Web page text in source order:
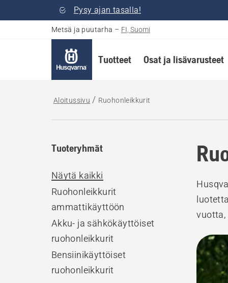
Pysy ajan tasalla!
Metsä ja puutarha – FI, Suomi
Tuotteet Osat ja lisävarusteet
Aloitussivu Ruohonleikkurit
Tuoteryhmät
Näytä kaikki
Ruohonleikkurit
ammattikäyttöön
Akku- ja sähkökäyttöiset
ruohonleikkurit
Bensiinikäyttöiset
ruohonleikkurit
vuotta,